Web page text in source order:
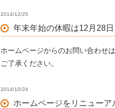
2014/12/25
年末年始の休暇は12月28
ホームページからのお問い合わせ
ご了承ください。
2014/10/24
ホームページをリニューア